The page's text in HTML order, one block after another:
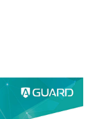
30公分圓形